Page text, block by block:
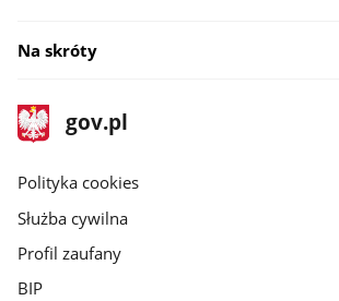
Na skróty
stopka
gov.pl
Strona
gov.pl
gov.pl
Polityka cookies
Służba cywilna
Profil zaufany
BIP